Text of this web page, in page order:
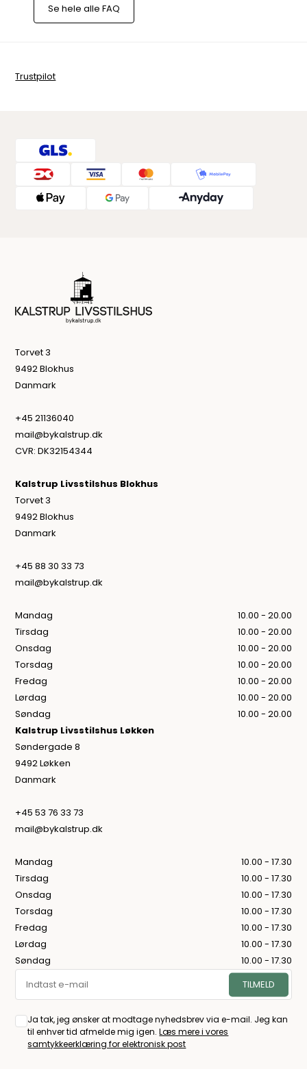
Se hele alle FAQ
Trustpilot
Torvet 3
9492 Blokhus
Danmark
+45 21136040
mail@bykalstrup.dk
CVR: DK32154344
Kalstrup Livsstilshus Blokhus
Torvet 3
9492 Blokhus
Danmark
+45 88 30 33 73
mail@bykalstrup.dk
Mandag
10.00 - 20.00
Tirsdag
10.00 - 20.00
Onsdag
10.00 - 20.00
Torsdag
10.00 - 20.00
Fredag
10.00 - 20.00
Lørdag
10.00 - 20.00
Søndag
10.00 - 20.00
Kalstrup Livsstilshus Løkken
Søndergade 8
9492 Løkken
Danmark
+45 53 76 33 73
mail@bykalstrup.dk
Mandag
10.00 - 17.30
Tirsdag
10.00 - 17.30
Onsdag
10.00 - 17.30
Torsdag
10.00 - 17.30
Fredag
10.00 - 17.30
Lørdag
10.00 - 17.30
Søndag
10.00 - 17.30
Ja tak, jeg ønsker at modtage nyhedsbrev via e-mail. Jeg kan
til enhver tid afmelde mig igen.Læs mere i vores
samtykkeerklæring for elektronisk post